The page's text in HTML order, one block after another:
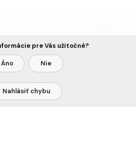
pre Vás užitočné?
Áno Nie
Nahlásiť chybu